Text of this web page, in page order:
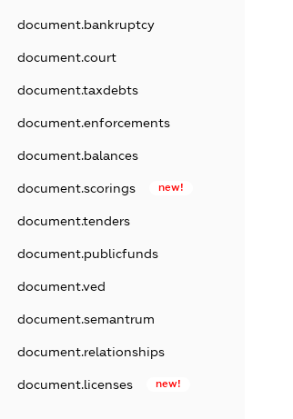
document.bankruptcy
document.court
document.taxdebts
document.enforcements
document.balances
document.scorings new!
document.tenders
document.publicfunds
document.ved
document.semantrum
document.relationships
document.licenses new!